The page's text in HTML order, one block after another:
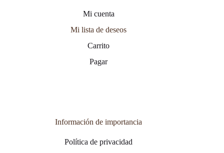
Mi cuenta
Mi lista de deseos
Carrito
Pagar
Información de importancia
Política de privacidad